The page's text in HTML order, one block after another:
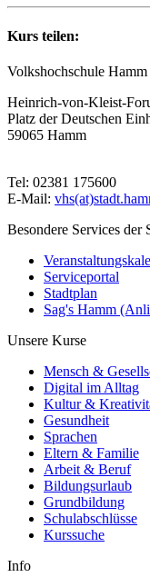
Kurs teilen:
Volkshochschule Hamm
Heinrich-von-Kleist-
Platz der Deutschen
59065 Hamm
Tel: 02381 175600
E-Mail:
Besondere Services der
Serviceportal
Stadtplan
Sag's Hamm
Unsere Kurse
Mensch &
Digital im Alltag
Kultur &
Gesundheit
Sprachen
Eltern & Familie
Arbeit & Beruf
Bildungsurlaub
Grundbildung
Schulabschlüsse
Kurssuche
Info